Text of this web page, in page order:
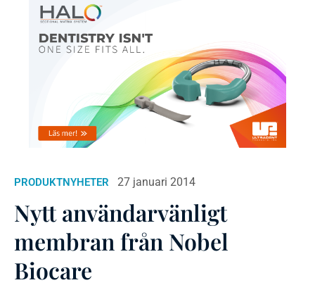
PRODUKTNYHETER 27 januari 2014
Nytt användarvänligt
membran från Nobel
Biocare